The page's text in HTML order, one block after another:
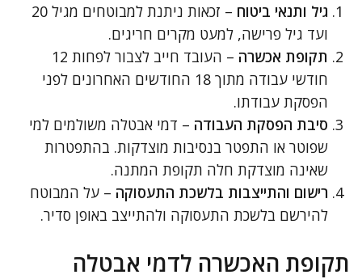
גיל ותנאי ביטוח
– זכאות ניתנת למבוטחים מגיל 20
ועד גיל פרישה, למעט מקרים חריגים.
תקופת אכשרה
– העובד חייב לצבור לפחות 12
חודשי עבודה מתוך 18 החודשים האחרונים לפני
הפסקת עבודתו.
סיבת הפסקת העבודה – דמי אבטלה משולמים למי
שפוטר או התפטר בנסיבות מוצדקות. בהתפטרות
שאינה מוצדקת חלה תקופת המתנה.
רישום והתייצבות בלשכת התעסוקה – על המבוטח
להירשם בלשכת התעסוקה ולהתייצב באופן סדיר.
תקופת האכשרה לדמי אבטלה